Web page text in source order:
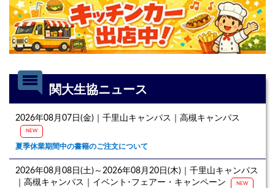
comment 関大生協ニュース
2026年08月07日(金)｜千里山キャンパス｜高槻キャンパス
NEW
夏季休業期間中の書籍のご注文について
2026年08月08日(土)～2026年08月20日(木)｜千里山キャンパス
｜高槻キャンパス｜イベント･フェアー・キャンペーン
NEW